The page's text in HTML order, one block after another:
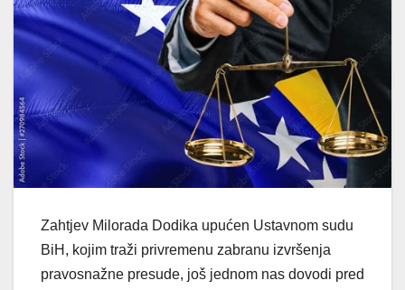
Zahtjev Milorada Dodika upućen Ustavnom sudu
BiH, kojim traži privremenu zabranu izvršenja
pravosnažne presude, još jednom nas dovodi pred